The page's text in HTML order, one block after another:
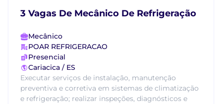
3 Vagas De Mecânico De Refrigeração
Mecânico
POAR REFRIGERACAO
Presencial
Cariacica / ES
Executar serviços de instalação, manutenção
preventiva e corretiva em sistemas de climatização
e refrigeração; realizar inspeções, diagnósticos e